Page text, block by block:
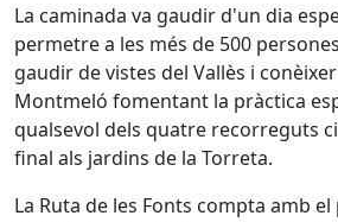
La caminada va gaudir d'un dia
permetre a les més de 500
gaudir de vistes del Vallès i
Montmeló fomentant la pràctica
qualsevol dels quatre recorreguts
final als jardins de la Torreta.
La Ruta de les Fonts compta amb